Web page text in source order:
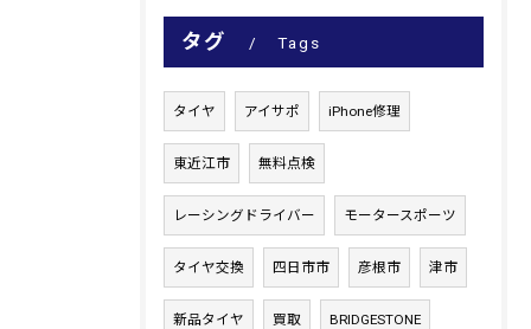
タグ Tags
タイヤ アイサポ iPhone修理
東近江市 無料点検
レーシングドライバー モータースポーツ
タイヤ交換 四日市市 彦根市 津市
新品タイヤ 買取 BRIDGESTONE